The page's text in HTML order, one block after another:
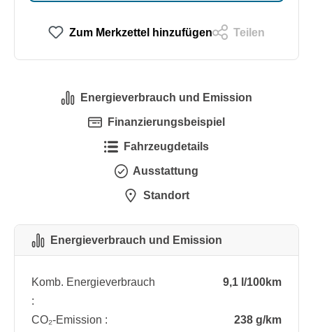
Zum Merkzettel hinzufügen Teilen
Energieverbrauch und Emission
Finanzierungsbeispiel
Fahrzeugdetails
Ausstattung
Standort
Energieverbrauch und Emission
Komb. Energieverbrauch
:
9,1 l/100km
CO₂-Emission :
238 g/km